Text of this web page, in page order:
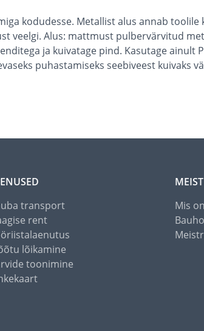
kodudesse. Metallist alus annab
veelgi. Alus: mattmust pulbervärvitud
ja kuivatage pind. Kasutage
puhastamiseks seebiveest
transport
rent
lõikamine
toonimine
Mis